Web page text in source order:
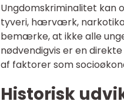
Ungdomskriminalitet
tyveri, hærværk,
bemærke, at ikke alle
nødvendigvis er en
af faktorer som
Historisk